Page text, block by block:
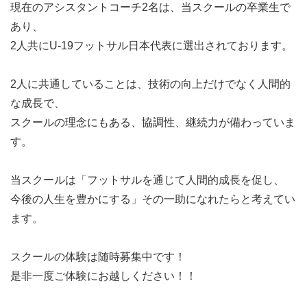
現在のアシスタントコーチ2名は、当スクールの卒業生で
あり、
2人共にU-19フットサル日本代表に選出されております。
2人に共通していることは、技術の向上だけでなく人間的
な成長で、
スクールの理念にもある、協調性、継続力が備わっていま
す。
当スクールは「フットサルを通じて人間的成長を促し、
今後の人生を豊かにする」その一助になれたらと考えてい
ます。
スクールの体験は随時募集中です！
是非一度ご体験にお越しください！！